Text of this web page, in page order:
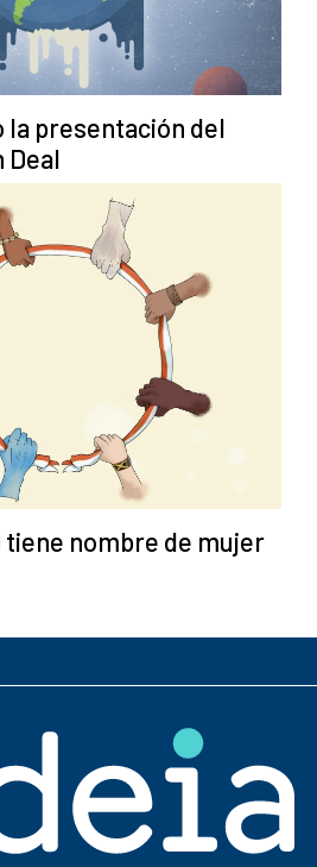
la presentación del
Deal
tiene nombre de mujer